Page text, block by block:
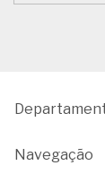
Navegação